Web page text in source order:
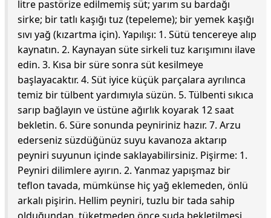
litre pastörize edilmemiş süt; yarım su bardağı
sirke; bir tatlı kaşığı tuz (tepeleme); bir yemek kaşığı
sıvı yağ (kızartma için). Yapılışı: 1. Sütü tencereye alıp
kaynatın. 2. Kaynayan süte sirkeli tuz karışımını ilave
edin. 3. Kısa bir süre sonra süt kesilmeye
başlayacaktır. 4. Süt iyice küçük parçalara ayrılınca
temiz bir tülbent yardımıyla süzün. 5. Tülbenti sıkıca
sarıp bağlayın ve üstüne ağırlık koyarak 12 saat
bekletin. 6. Süre sonunda peyniriniz hazır. 7. Arzu
ederseniz süzdüğünüz suyu kavanoza aktarıp
peyniri suyunun içinde saklayabilirsiniz. Pişirme: 1.
Peyniri dilimlere ayırın. 2. Yanmaz yapışmaz bir
teflon tavada, mümkünse hiç yağ eklemeden, önlü
arkalı pişirin. Hellim peyniri, tuzlu bir tada sahip